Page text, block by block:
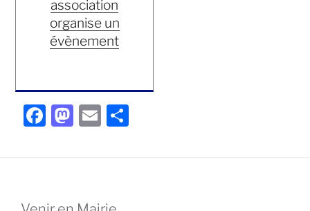
association
organise un
évènement
F
b
M
d
E